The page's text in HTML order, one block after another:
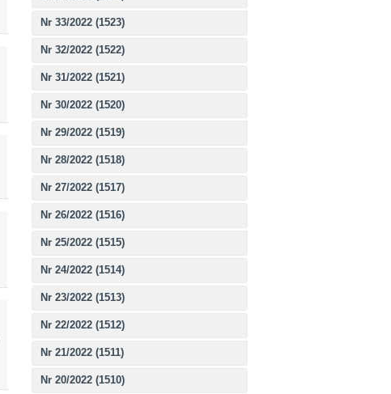
Nr 33/2022 (1523)
Nr 32/2022 (1522)
Nr 31/2022 (1521)
Nr 30/2022 (1520)
Nr 29/2022 (1519)
Nr 28/2022 (1518)
Nr 27/2022 (1517)
Nr 26/2022 (1516)
Nr 25/2022 (1515)
Nr 24/2022 (1514)
Nr 23/2022 (1513)
Nr 22/2022 (1512)
Nr 21/2022 (1511)
Nr 20/2022 (1510)